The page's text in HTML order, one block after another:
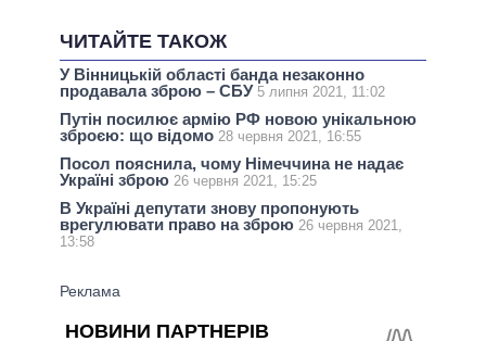
ЧИТАЙТЕ ТАКОЖ
У Вінницькій області банда незаконно
продавала зброю – СБУ 5 липня 2021, 11:02
Путін посилює армію РФ новою унікальною
зброєю: що відомо 28 червня 2021, 16:55
Посол пояснила, чому Німеччина не надає
Україні зброю 26 червня 2021, 15:25
В Україні депутати знову пропонують
врегулювати право на зброю 26 червня 2021,
13:58